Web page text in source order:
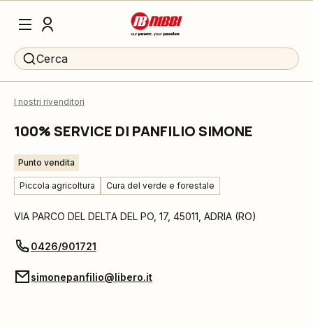
Cerca
I nostri rivenditori
100% SERVICE DI PANFILIO SIMONE
Punto vendita
Piccola agricoltura Cura del verde e forestale
VIA PARCO DEL DELTA DEL PO, 17, 45011 ADRIA (RO)
0426/901721
simonepanfilio@libero.it